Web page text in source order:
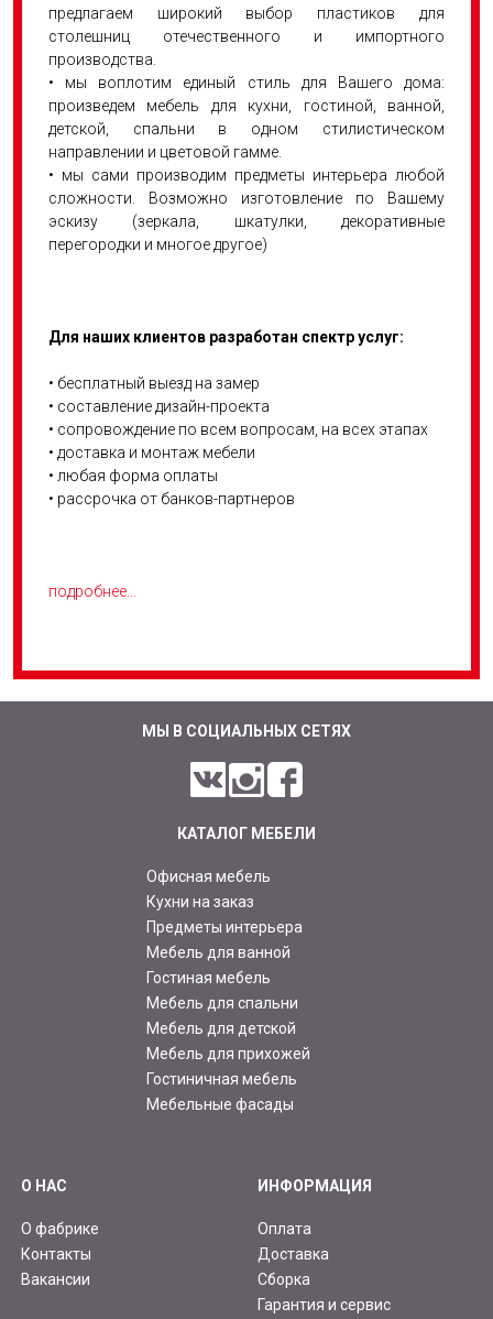
предлагаем широкий выбор пластиков для
столешниц отечественного и импортного
производства.
• мы воплотим единый стиль для Вашего дома:
произведем мебель для кухни, гостиной, ванной,
детской, спальни в одном стилистическом
направлении и цветовой гамме.
• мы сами производим предметы интерьера любой
сложности. Возможно изготовление по Вашему
эскизу (зеркала, шкатулки, декоративные
перегородки и многое другое)
Для наших клиентов разработан спектр услуг:
• бесплатный выезд на замер
• составление дизайн-проекта
• сопровождение по всем вопросам, на всех этапах
• доставка и монтаж мебели
• любая форма оплаты
• рассрочка от банков-партнеров
подробнее...
МЫ В СОЦИАЛЬНЫХ СЕТЯХ
КАТАЛОГ МЕБЕЛИ
Офисная мебель
Кухни на заказ
Предметы интерьера
Мебель для ванной
Гостиная мебель
Мебель для спальни
Мебель для детской
Мебель для прихожей
Гостиничная мебель
Мебельные фасады
О НАС
О фабрике
Контакты
Вакансии
ИНФОРМАЦИЯ
Оплата
Доставка
Сборка
Гарантия и сервис